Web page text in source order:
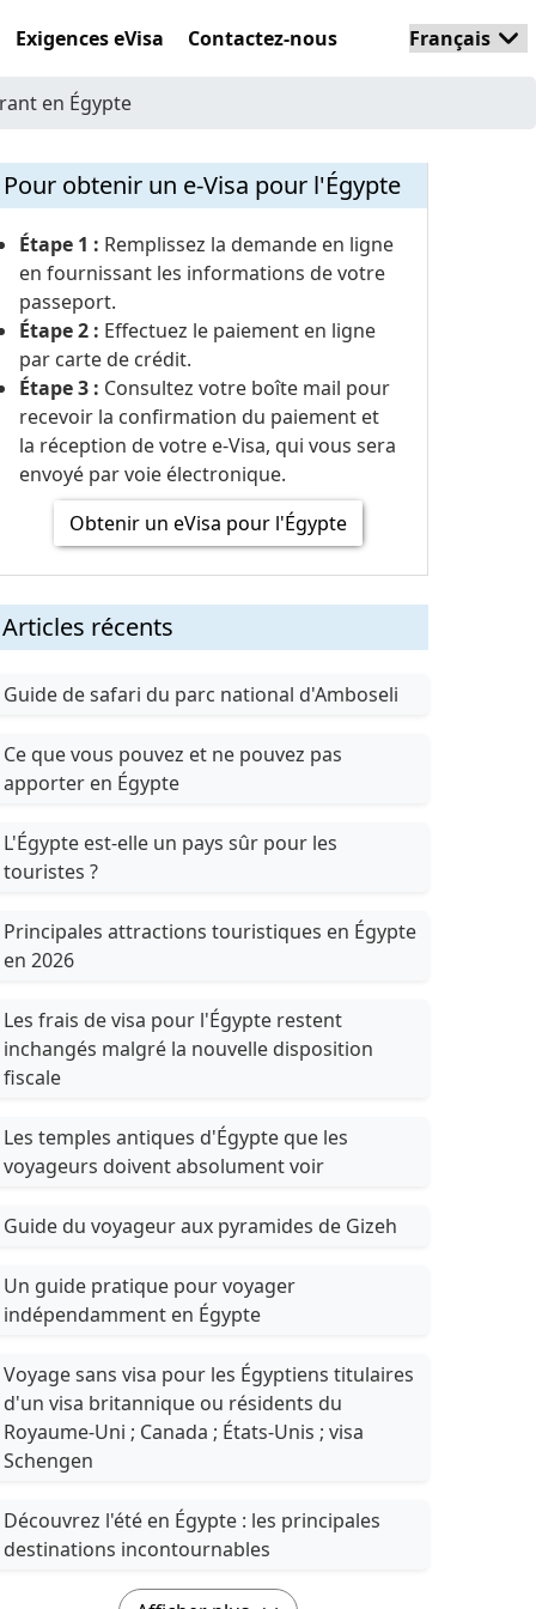
Exigences eVisa Contactez-nous
en Égypte
Pour obtenir un e-Visa pour l'Égypte
Étape 1 : Remplissez la demande en ligne
en fournissant les informations de votre
passeport.
Étape 2 : Effectuez le paiement en ligne
par carte de crédit.
Étape 3 : Consultez votre boîte mail pour
recevoir la confirmation du paiement et
la réception de votre e-Visa, qui vous sera
envoyé par voie électronique.
Obtenir un eVisa pour l'Égypte
Articles récents
Guide de safari du parc national d'Amboseli
Ce que vous pouvez et ne pouvez pas
apporter en Égypte
L'Égypte est-elle un pays sûr pour les
touristes ?
Principales attractions touristiques en Égypte
en 2026
Les frais de visa pour l'Égypte restent
inchangés malgré la nouvelle disposition
fiscale
Les temples antiques d'Égypte que les
voyageurs doivent absolument voir
Guide du voyageur aux pyramides de Gizeh
Un guide pratique pour voyager
indépendamment en Égypte
Voyage sans visa pour les Égyptiens titulaires
d'un visa britannique ou résidents du
Royaume-Uni ; Canada ; États-Unis ; visa
Schengen
Découvrez l'été en Égypte : les principales
destinations incontournables